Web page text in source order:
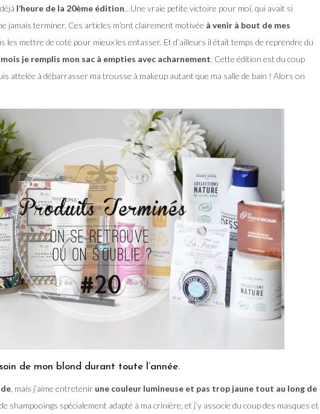
l’heure de la 20ème édition…Une vraie petite victoire pour moi, qui avait si
jamais terminer. Ces articles m’ont clairement motivée à venir à bout de mes
les mettre de coté pour mieux les entasser. Et d’ailleurs il était temps de reprendre du
je remplis mon sac à empties avec acharnement. Cette édition est du coup
attelée à débarrasser ma trousse à makeup autant que ma salle de bain ! Alors on
de mon blond durant toute l’année.
, mais j’aime entretenir une couleur lumineuse et pas trop jaune tout au long de
shampooings spécialement adapté à ma crinière, et j’y associe du coup des masques et